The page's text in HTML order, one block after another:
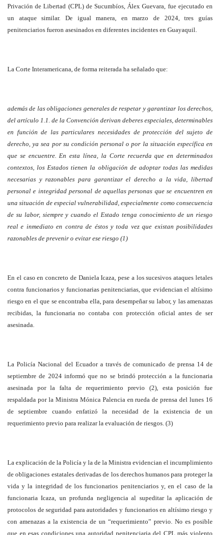
Privación de Libertad (CPL) de Sucumbíos, Álex Guevara, fue ejecutado en
un ataque similar. De igual manera, en marzo de 2024, tres guías
penitenciarios fueron asesinados en diferentes incidentes en Guayaquil.
La Corte Interamericana, de forma reiterada ha señalado que:
además de las obligaciones generales de respetar y garantizar los derechos,
del artículo 1.1. de la Convención derivan deberes especiales, determinables
en función de las particulares necesidades de protección del sujeto de
derecho, ya sea por su condición personal o por la situación específica en
que se encuentre. En esta línea, la Corte recuerda que en determinados
contextos, los Estados tienen la obligación de adoptar todas las medidas
necesarias y razonables para garantizar el derecho a la vida, libertad
personal e integridad personal de aquellas personas que se encuentren en
una situación de especial vulnerabilidad, especialmente como consecuencia
de su labor, siempre y cuando el Estado tenga conocimiento de un riesgo
real e inmediato en contra de éstos y toda vez que existan posibilidades
razonables de prevenir o evitar ese riesgo (1)
En el caso en concreto de Daniela Icaza, pese a los sucesivos ataques letales
contra funcionarios y funcionarias penitenciarias, que evidencian el altísimo
riesgo en el que se encontraba ella, para desempeñar su labor, y las amenazas
recibidas, la funcionaria no contaba con protección oficial antes de ser
asesinada.
La Policía Nacional del Ecuador a través de comunicado de prensa 14 de
septiembre de 2024 informó que no se brindó protección a la funcionaria
asesinada por la falta de requerimiento previo (2), esta posición fue
respaldada por la Ministra Mónica Palencia en rueda de prensa del lunes 16
de septiembre cuando enfatizó la necesidad de la existencia de un
requerimiento previo para realizar la evaluación de riesgos. (3)
La explicación de la Policía y la de la Ministra evidencian el incumplimiento
de obligaciones estatales derivadas de los derechos humanos para proteger la
vida y la integridad de los funcionarios penitenciarios y, en el caso de la
funcionaria Icaza, un profunda negligencia al supeditar la aplicación de
protocolos de seguridad para autoridades y funcionarios en altísimo riesgo y
con amenazas a la existencia de un “requerimiento” previo. No es posible
que en esas condiciones una autoridad penitenciaria del CPL más violento